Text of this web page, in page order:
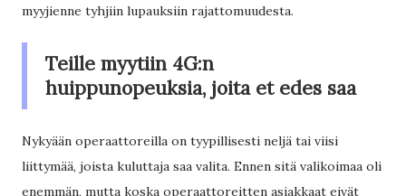
myyjienne tyhjiin lupauksiin rajattomuudesta.
Teille myytiin 4G:n
huippunopeuksia, joita et edes saa
Nykyään operaattoreilla on tyypillisesti neljä tai viisi
liittymää, joista kuluttaja saa valita. Ennen sitä valikoimaa oli
enemmän, mutta koska operaattoreitten asiakkaat eivät